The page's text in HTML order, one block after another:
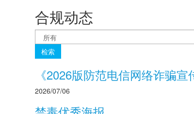
合规动态
检索
《2026版防范电信网络诈骗宣
2026/07/06